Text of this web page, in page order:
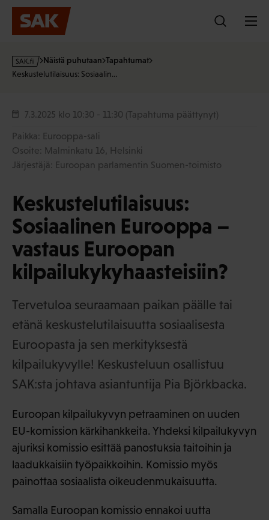
Hyppää
sisältöön
s
a
f
Näistä puhutaan Tapahtumat
Keskustelutilaisuus: Sosiaalin…
7.3.2025 klo 10:30 - 11:30 (Tapahtuma päättynyt)
Paikka: Eurooppa-sali
Osoite: Malminkatu 16, Helsinki
Järjestäjä: Euroopan parlamentin Suomen-toimisto
Keskustelutilaisuus:
Sosiaalinen Eurooppa –
vastaus Euroopan
kilpailukykyhaasteisiin?
Tervetuloa seuraamaan paikan päälle tai
etänä keskustelutilaisuutta sosiaalisesta
Euroopasta ja sen merkityksestä
kilpailukyvylle! Keskusteluun osallistuu
SAK:sta johtava asiantuntija Pia Björkbacka.
Euroopan kilpailukyvyn petraaminen on uuden
EU-komission kärkihankkeita. Yhdeksi kilpailukyvyn
ajuriksi komissio esittää panostuksia taitoihin ja
laadukkaisiin työpaikkoihin. Komissio myös
painottaa sosiaalista oikeudenmukaisuutta.
Samalla Euroopan komissio ennakoi uutta